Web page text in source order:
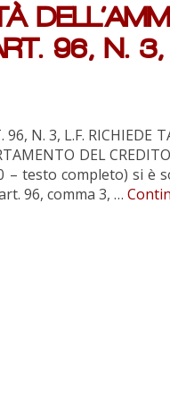
96, N. 3,
96, N. 3, L.F.
DEL
– testo completo) si
96, comma 3, …